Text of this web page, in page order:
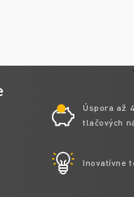
Úspora až
tlačových
Inovatívne